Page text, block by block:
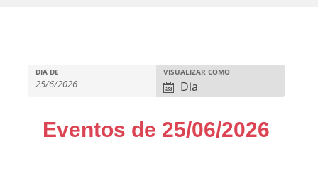
N
a
e
g
VISUALIZAR COMO
Dia
DIA DE
Eventos de 25/06/2026